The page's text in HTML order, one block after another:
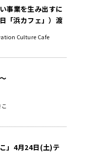
事業を生み出すに
「浜カフェ」）渡
船橋屋 代表取締役
ロート製薬株式会
Culture Cafe
」4月24日(土)テ